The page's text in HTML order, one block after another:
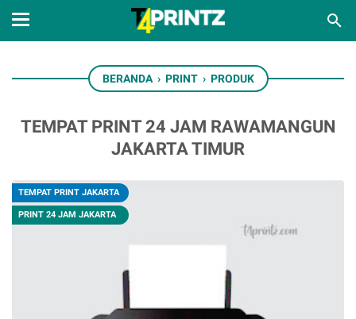
BERANDA › PRINT › PRODUK
TEMPAT PRINT 24 JAM RAWAMANGUN
JAKARTA TIMUR
TEMPAT PRINT JAKARTA
PRINT 24 JAM JAKARTA